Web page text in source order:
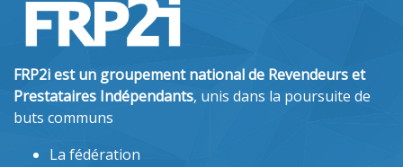
FRP2i est un groupement national de Revendeurs et
Prestataires Indépendants, unis dans la poursuite de
buts communs
La fédération